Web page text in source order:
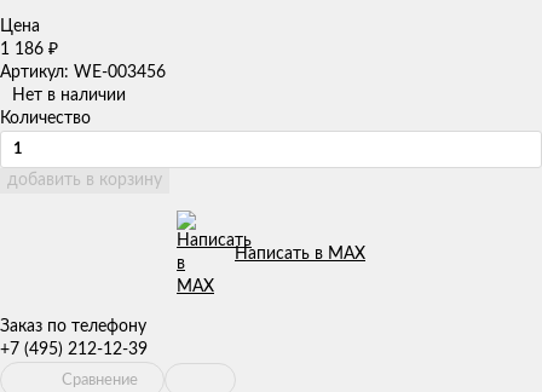
Цена
1 186 ₽
Артикул: WE-003456
Нет в наличии
Количество
добавить в корзину
Написать в MAX
Заказ по телефону
+7 (495) 212-12-39
Сравнение